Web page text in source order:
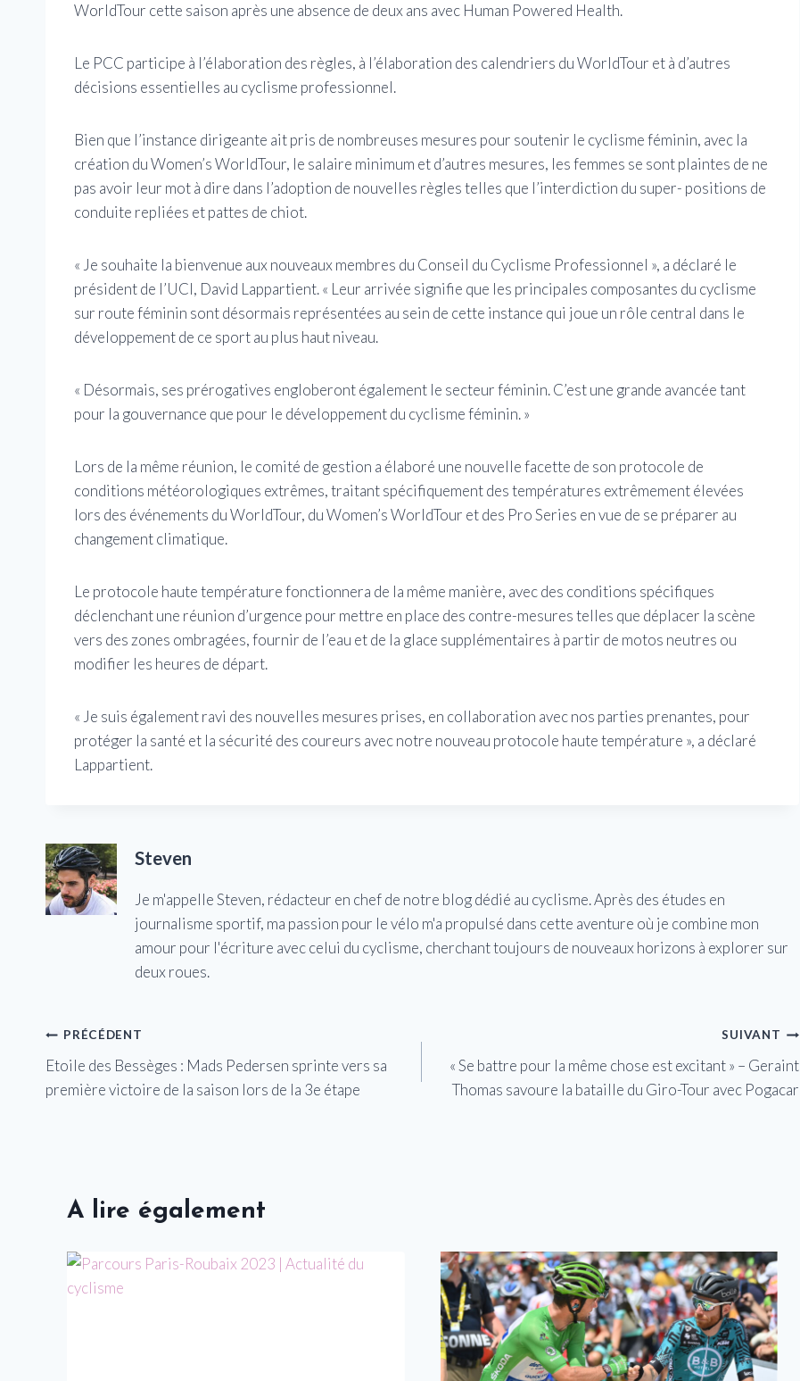
WorldTour cette saison après une absence de deux ans avec Human Powered Health.
Le PCC participe à l’élaboration des règles, à l’élaboration des calendriers du WorldTour et à d’autres
décisions essentielles au cyclisme professionnel.
Bien que l’instance dirigeante ait pris de nombreuses mesures pour soutenir le cyclisme féminin, avec la
création du Women’s WorldTour, le salaire minimum et d’autres mesures, les femmes se sont plaintes de ne
pas avoir leur mot à dire dans l’adoption de nouvelles règles telles que l’interdiction du super- positions de
conduite repliées et pattes de chiot.
« Je souhaite la bienvenue aux nouveaux membres du Conseil du Cyclisme Professionnel », a déclaré le
président de l’UCI, David Lappartient. « Leur arrivée signifie que les principales composantes du cyclisme
sur route féminin sont désormais représentées au sein de cette instance qui joue un rôle central dans le
développement de ce sport au plus haut niveau.
« Désormais, ses prérogatives engloberont également le secteur féminin. C’est une grande avancée tant
pour la gouvernance que pour le développement du cyclisme féminin. »
Lors de la même réunion, le comité de gestion a élaboré une nouvelle facette de son protocole de
conditions météorologiques extrêmes, traitant spécifiquement des températures extrêmement élevées
lors des événements du WorldTour, du Women’s WorldTour et des Pro Series en vue de se préparer au
changement climatique.
Le protocole haute température fonctionnera de la même manière, avec des conditions spécifiques
déclenchant une réunion d’urgence pour mettre en place des contre-mesures telles que déplacer la scène
vers des zones ombragées, fournir de l’eau et de la glace supplémentaires à partir de motos neutres ou
modifier les heures de départ.
« Je suis également ravi des nouvelles mesures prises, en collaboration avec nos parties prenantes, pour
protéger la santé et la sécurité des coureurs avec notre nouveau protocole haute température », a déclaré
Lappartient.
Steven
Je m'appelle Steven, rédacteur en chef de notre blog dédié au cyclisme. Après des études en
journalisme sportif, ma passion pour le vélo m'a propulsé dans cette aventure où je combine mon
amour pour l'écriture avec celui du cyclisme, cherchant toujours de nouveaux horizons à explorer sur
deux roues.
Navigation
de
PRÉCÉDENT
Etoile des Bessèges : Mads Pedersen sprinte vers sa
première victoire de la saison lors de la 3e étape
SUIVANT
« Se battre pour la même chose est excitant » – Geraint
Thomas savoure la bataille du Giro-Tour avec Pogacar
A lire également